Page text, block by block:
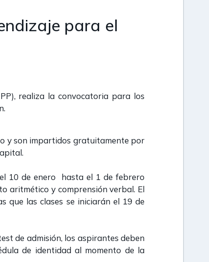
para el
realiza la convocatoria para los
y son impartidos gratuitamente por
10 de enero hasta el 1 de febrero
aritmético y comprensión verbal. El
que las clases se iniciarán el 19 de
de admisión, los aspirantes deben
de identidad al momento de la